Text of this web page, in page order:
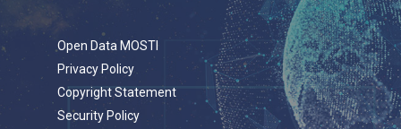
Open Data MOSTI
Privacy Policy
Copyright Statement
Security Policy